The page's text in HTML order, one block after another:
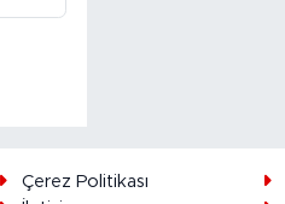
Çerez Politikası